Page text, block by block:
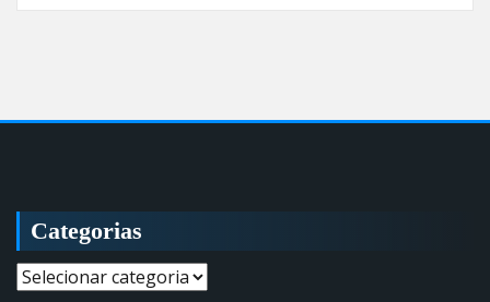
Categorias
Categorias